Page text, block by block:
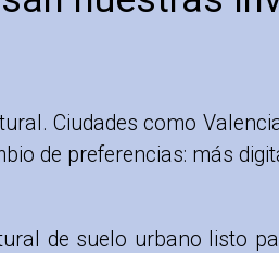
Ciudades como
de preferencias: más
de suelo urbano listo